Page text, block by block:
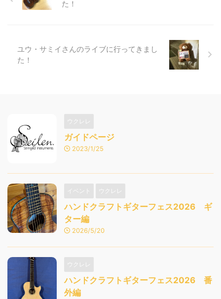
た！
ユウ・サミイさんのライブに行ってきまし
た！
ウクレレ
ガイドページ
2023/1/25
イベント ウクレレ
ハンドクラフトギターフェス2026 ギ
ター編
2026/5/20
ウクレレ
ハンドクラフトギターフェス2026 番
外編